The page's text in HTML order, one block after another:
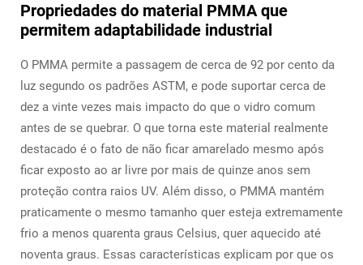
Propriedades do material PMMA que
permitem adaptabilidade industrial
O PMMA permite a passagem de cerca de 92 por cento da
luz segundo os padrões ASTM, e pode suportar cerca de
dez a vinte vezes mais impacto do que o vidro comum
antes de se quebrar. O que torna este material realmente
destacado é o fato de não ficar amarelado mesmo após
ficar exposto ao ar livre por mais de quinze anos sem
proteção contra raios UV. Além disso, o PMMA mantém
praticamente o mesmo tamanho quer esteja extremamente
frio a menos quarenta graus Celsius, quer aquecido até
noventa graus. Essas características explicam por que os